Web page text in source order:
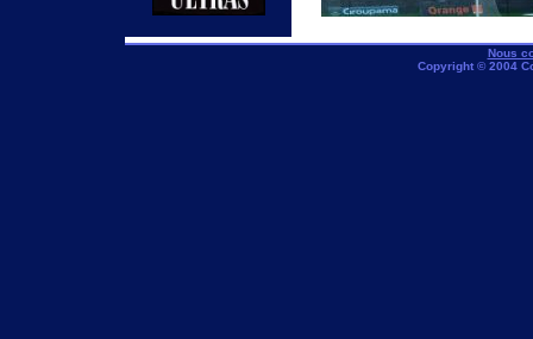
Nous
Copyright © 2004